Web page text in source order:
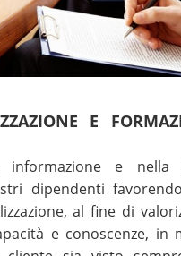
E
informazione e nella
dipendenti
al fine di
e conoscenze, in